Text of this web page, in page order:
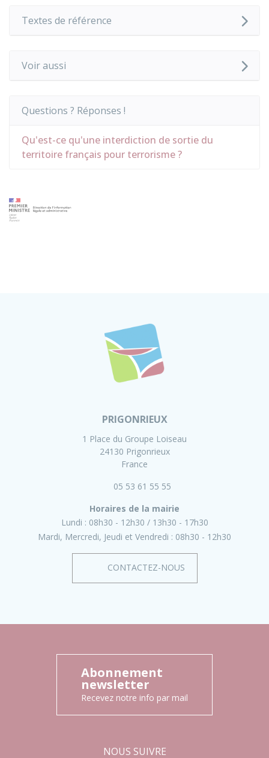
Textes de référence
Voir aussi
Questions ? Réponses !
Qu'est-ce qu'une interdiction de sortie du
territoire français pour terrorisme ?
PRIGONRIEUX
1 Place du Groupe Loiseau
24130 Prigonrieux
France
05 53 61 55 55
Horaires de la mairie
Lundi : 08h30 - 12h30
13h30 - 17h30
Mardi, Mercredi, Jeudi et Vendredi : 08h30 - 12h30
CONTACTEZ-NOUS
Abonnement
newsletter
Recevez notre info par mail
NOUS SUIVRE